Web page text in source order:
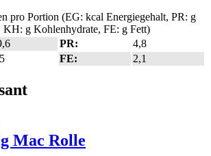
pro Portion (EG: kcal Energiegehalt, PR: g
KH: g Kohlenhydrate, FE: g Fett)
PR:
4,8
FE: 2,1
Mac Rolle